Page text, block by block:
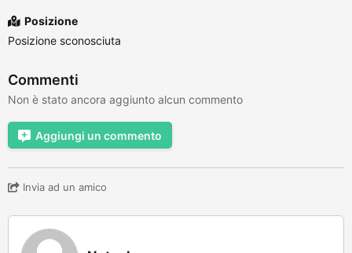
Posizione
Posizione sconosciuta
Commenti
Non è stato ancora aggiunto alcun commento
Aggiungi un commento
Invia ad un amico